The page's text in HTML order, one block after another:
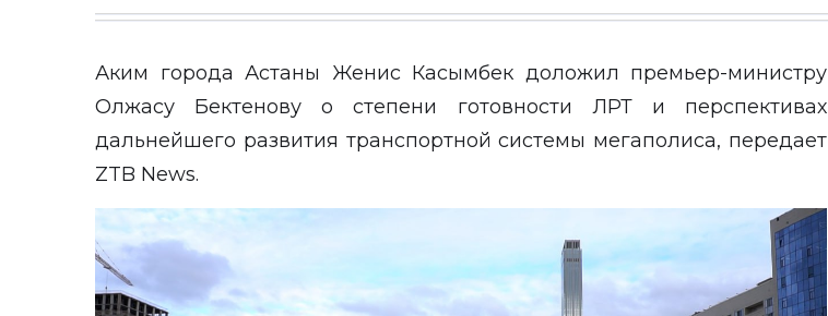
Аким города Астаны Женис Касымбек доложил премьер-министру
Олжасу Бектенову о степени готовности ЛРТ и перспективах
дальнейшего развития транспортной системы мегаполиса, передает
ZTB News.